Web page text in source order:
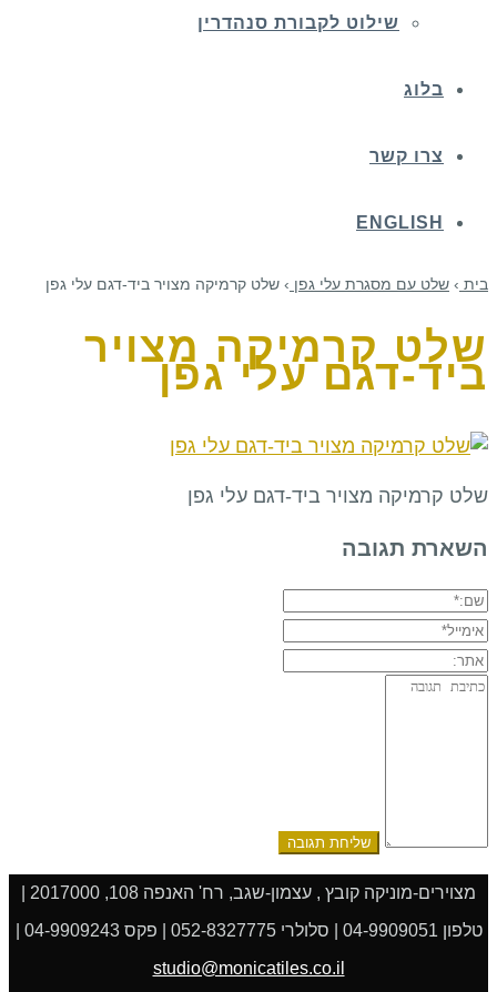
שילוט לקבורת סנהדרין
בלוג
צרו קשר
ENGLISH
בית › שלט עם מסגרת עלי גפן › שלט קרמיקה מצויר ביד-דגם עלי גפן
שלט קרמיקה מצויר
ביד-דגם עלי גפן
שלט קרמיקה מצויר ביד-דגם עלי גפן
השארת תגובה
שם:*
אימייל*
אתר:
תגובה:
טלפון 04-9909051 | סלולרי 052-8327775 | פקס 04-9909243 |
studio@monicatiles.co.il